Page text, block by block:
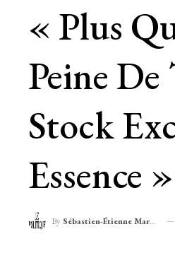
« Plus
Peine
Stock
Essence »
By Sébastien-Étienne Marechal